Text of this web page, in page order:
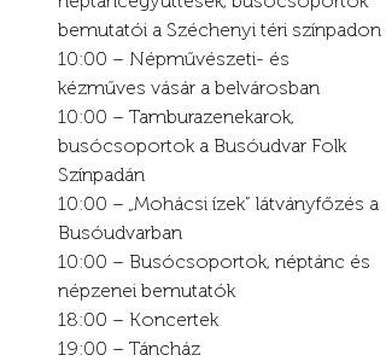
bemutatói a Széchenyi téri színpadon
10:00 – Népművészeti- és
kézműves vásár a belvárosban
10:00 – Tamburazenekarok,
busócsoportok a Busóudvar Folk
Színpadán
10:00 – „Mohácsi ízek” látványfőzés a
Busóudvarban
10:00 – Busócsoportok, néptánc és
népzenei bemutatók
18:00 – Koncertek
19:00 – Táncház